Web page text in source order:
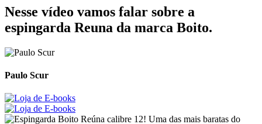
Nesse vídeo vamos falar sobre a
espingarda Reuna da marca Boito.
Paulo Scur